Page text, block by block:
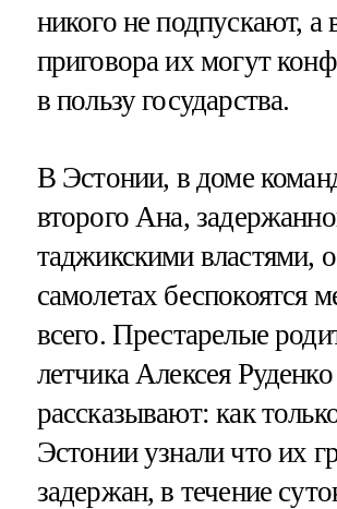
никого не подпускают, а
приговора их могут
в пользу государства.
В Эстонии, в доме
второго Ана,
таджикскими властями, о
самолетах беспокоятся
всего. Престарелые
летчика Алексея Руденко
рассказывают: как
Эстонии узнали что их
задержан, в течение